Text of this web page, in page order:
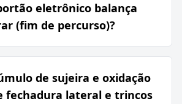
eletrônico balança
(fim de percurso)?
de sujeira e oxidação
fechadura lateral e trincos